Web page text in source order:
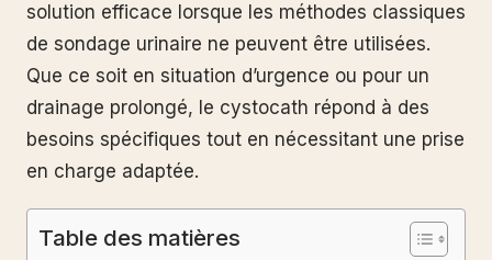
solution efficace lorsque les méthodes classiques
de sondage urinaire ne peuvent être utilisées.
Que ce soit en situation d’urgence ou pour un
drainage prolongé, le cystocath répond à des
besoins spécifiques tout en nécessitant une prise
en charge adaptée.
Table des matières